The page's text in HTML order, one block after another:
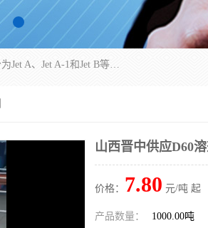
航空煤油（Jet Fuel）是专门为喷气式航空发动机设计的高纯度燃料，主要分为Jet A、Jet A-1和Jet B等类型。其特点是闪点高、低温流动性好，并添加了抗静电剂和抗氧化剂以确保飞行安全。航空煤油需
山西晋中供应D60
价格： 7.80 元/吨 起
产品数量： 1000.00吨